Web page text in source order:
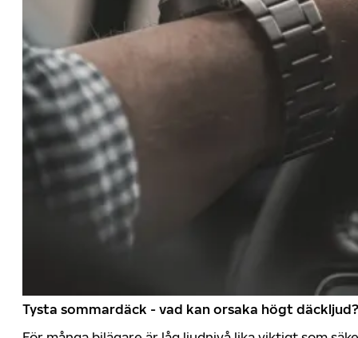
Tysta sommardäck - vad kan orsaka högt däckljud?